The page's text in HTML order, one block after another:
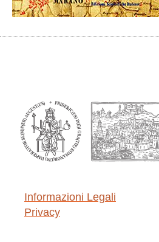
Informazioni Legali
Privacy